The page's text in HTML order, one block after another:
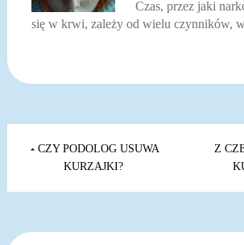
Czas, przez jaki
się w krwi, zależy od wielu czynników,
Nawigacja
wpisu
CZY PODOLOG USUWA
KURZAJKI?
Z